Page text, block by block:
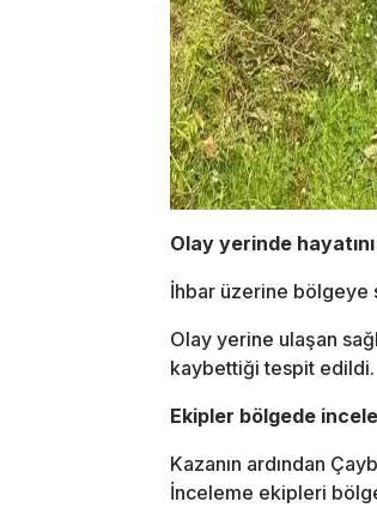
Olay yerinde
İhbar üzerine bölgeye
Olay yerine ulaşan
kaybettiği tespit edildi.
Ekipler bölgede
Kazanın ardından
İnceleme ekipleri